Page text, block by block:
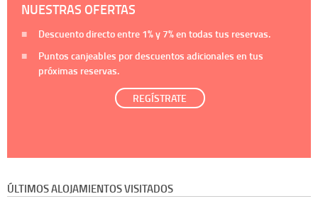
NUESTRAS OFERTAS
Descuento directo entre 1%y 7%en todas tus reservas.
Puntos canjeables por descuentos adicionales en tus
próximas reservas.
REGÍSTRATE
ÚLTIMOS ALOJAMIENTOS VISITADOS